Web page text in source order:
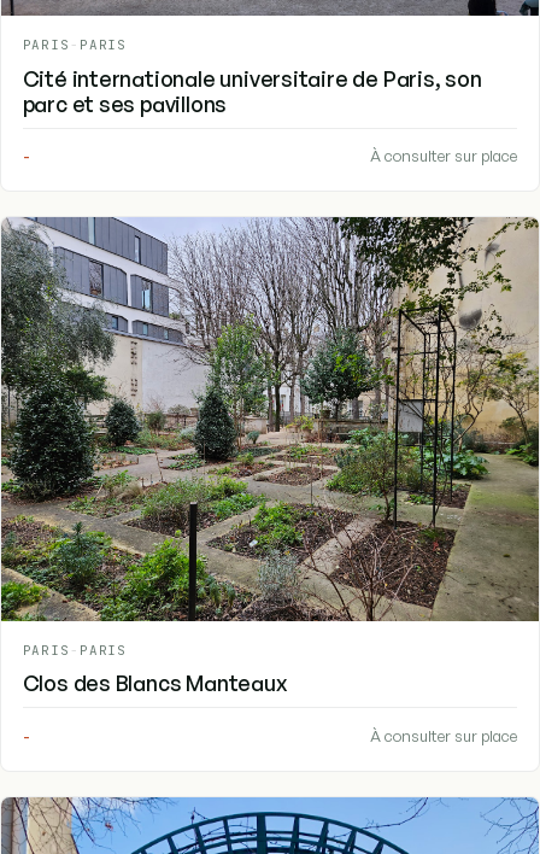
PARIS - PARIS
Cité internationale universitaire de Paris, son
parc et ses pavillons
- À consulter sur place
PARIS - PARIS
Clos des Blancs Manteaux
- À consulter sur place